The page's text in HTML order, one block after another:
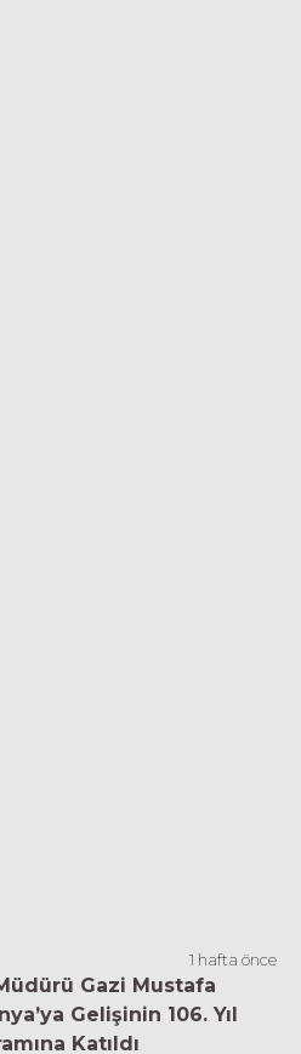
1 hafta önce
Gazi Mustafa
Gelişinin 106. Yıl
Katıldı